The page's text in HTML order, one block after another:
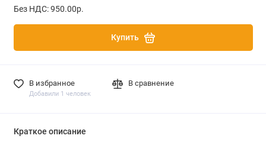
Без НДС: 950.00р.
Купить
В избранное
Добавили 1 человек
В сравнение
Краткое описание